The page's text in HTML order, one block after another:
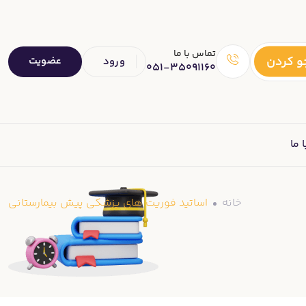
کردن تماس با ما
051-35091160 ورود عضویت
ما
اساتید فوریت های پزشکی پیش بیمارستانی خانه